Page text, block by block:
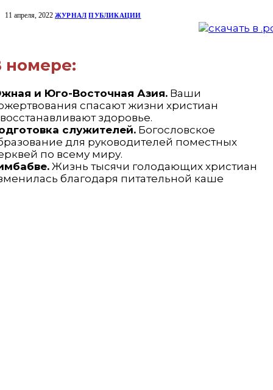
11 апреля, 2022 ЖУРНАЛ ПУБЛИКАЦИИ
номере:
и Юго-Восточная Азия. Ваши
спасают жизни христиан
здоровье.
служителей. Богословское
для руководителей поместных
по всему миру.
Жизнь тысячи голодающих христиан
благодаря питательной каше